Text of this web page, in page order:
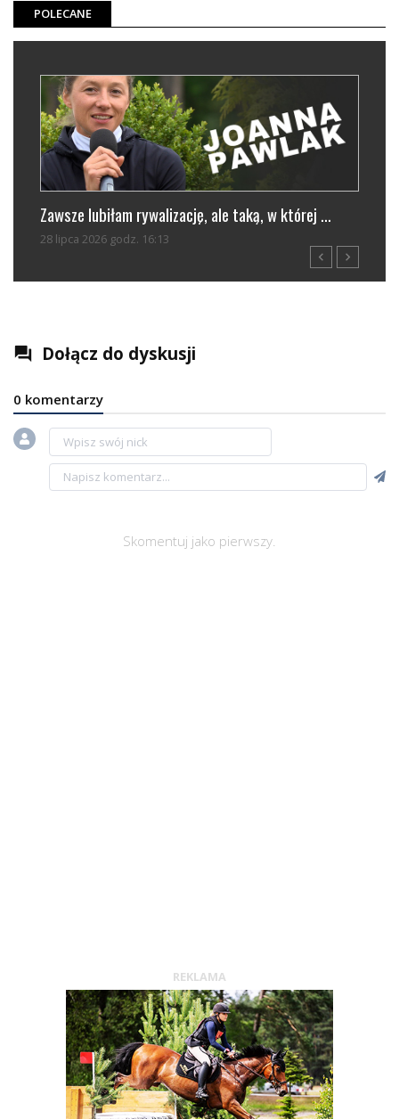
POLECANE
navigate_before
lubiłam rywalizację, ale taką, w której ...
2026 godz. 16:13
Stella-Sofie
navigate_next
question_answer Dołącz do dyskusji
0 komentarzy
Skomentuj jako pierwszy.
REKLAMA